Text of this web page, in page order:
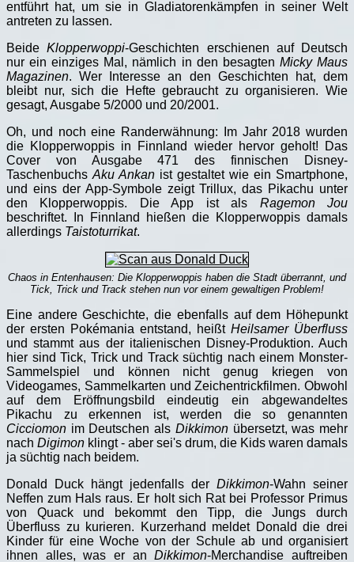
entführt hat, um sie in Gladiatorenkämpfen in seiner Welt
antreten zu lassen.
BeideKlopperwoppi-Geschichten erschienen auf Deutsch
nur ein einziges Mal, nämlich in den besagten Micky Maus
Magazinen. Wer Interesse an den Geschichten hat, dem
bleibt nur, sich die Hefte gebraucht zu organisieren. Wie
gesagt, Ausgabe 5/2000 und 20/2001.
Oh, und noch eine Randerwähnung: Im Jahr 2018 wurden
die Klopperwoppis in Finnland wieder hervor geholt! Das
Cover von Ausgabe 471 des finnischen Disney-
Taschenbuchs Aku Ankan ist gestaltet wie ein Smartphone,
und eins der App-Symbole zeigt Trillux, das Pikachu unter
den Klopperwoppis. Die App ist als Ragemon Jou
beschriftet. In Finnland hießen die Klopperwoppis damals
allerdings Taistoturrikat.
Chaos in Entenhausen: Die Klopperwoppis haben die Stadt überrannt, und
Tick, Trick und Track stehen nun vor einem gewaltigen Problem!
Eine andere Geschichte, die ebenfalls auf dem Höhepunkt
der ersten Pokémania entstand, heißt Heilsamer Überfluss
und stammt aus der italienischen Disney-Produktion. Auch
hier sind Tick, Trick und Track süchtig nach einem Monster-
Sammelspiel und können nicht genug kriegen von
Videogames, Sammelkarten und Zeichentrickfilmen. Obwohl
auf dem Eröffnungsbild eindeutig ein abgewandeltes
Pikachu zu erkennen ist, werden die so genannten
Cicciomon im Deutschen als Dikkimonübersetzt, was mehr
nach Digimon klingt - aber sei's drum, die Kids waren damals
ja süchtig nach beidem.
Donald Duck hängt jedenfalls der Dikkimon-Wahn seiner
Neffen zum Hals raus. Er holt sich Rat bei Professor Primus
von Quack und bekommt den Tipp, die Jungs durch
Überfluss zu kurieren. Kurzerhand meldet Donald die drei
Kinder für eine Woche von der Schule ab und organisiert
ihnen alles, was er anDikkimon-Merchandise auftreiben